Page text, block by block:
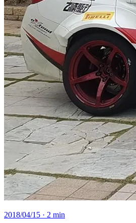
2018/04/15 · 2 min